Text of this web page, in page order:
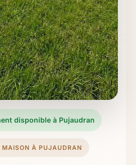
disponible à Pujaudran
MAISON À PUJAUDRAN